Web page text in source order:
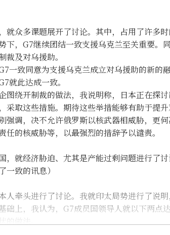
就众多课题展开了讨论。其中，占用了许多
下，G7继续团结一致支援乌克兰至关重要
及对乌援助。
一致同意为支援乌克兰成立对乌援助的新
就此达成一致。
图绕开制裁的做法，我说明称，日本正在探
采取这些措施。期待这些举措能够有助于提升
强调，决不允许俄罗斯以核武器相威胁，更
的核威胁等，以最强烈的措辞予以谴责。
，就经济胁迫、尤其是产能过剩问题进行了
一致的讯息）
人牵头进行了讨论。我就印太局势进行了说
础上，我认为，G7成员国领导人就以下两点
的做法。